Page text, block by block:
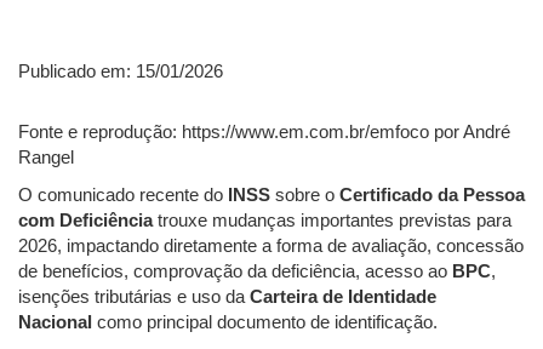
Publicado em: 15/01/2026
Fonte e reprodução: https://www.em.com.br/emfoco por André
Rangel
O comunicado recente do INSS sobre o Certificado da Pessoa
com Deficiênciatrouxe mudanças importantes previstas para
2026, impactando diretamente a forma de avaliação, concessão
de benefícios, comprovação da deficiência, acesso ao BPC,
isenções tributárias e uso da Carteira de Identidade
Nacional como principal documento de identificação.